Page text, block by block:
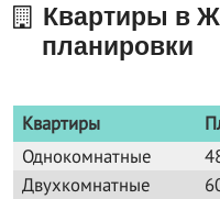
Квартиры в
планировки
Квартиры
Однокомнатные
Двухкомнатные